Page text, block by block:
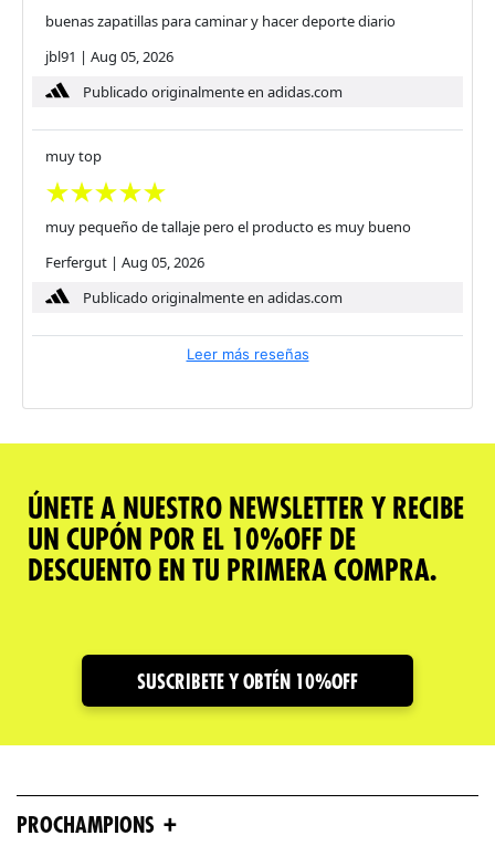
buenas zapatillas para caminar y hacer deporte diario
jbl91 | Aug 05, 2026
Publicado originalmente en adidas.com
muy top
muy pequeño de tallaje pero el producto es muy bueno
Ferfergut | Aug 05, 2026
Publicado originalmente en adidas.com
Leer más reseñas
ÚNETE A NUESTRO NEWSLETTER Y RECIBE
UN CUPÓN POR EL 10%OFF DE
DESCUENTO EN TU PRIMERA COMPRA.
SUSCRIBETE Y OBTÉN 10%OFF
PROCHAMPIONS +